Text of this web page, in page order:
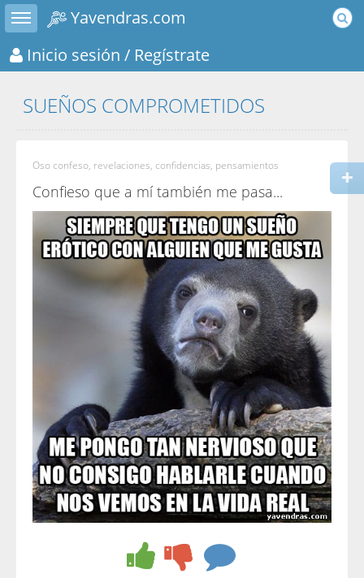
Toggle sidebar
Yavendras.com
Inicio sesión / Regístrate
SUEÑOS COMPROMETIDOS
Oso confeso, revelaciones, confidencias, pensamientos
Confieso que a mí también me pasa...